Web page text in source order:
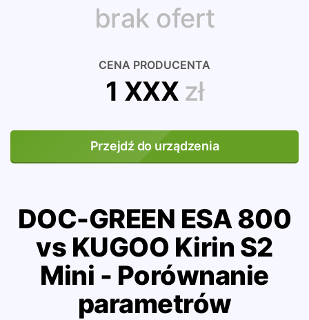
brak ofert
CENA PRODUCENTA
1 XXX zł
Przejdź do urządzenia
DOC-GREEN ESA 800
vs KUGOO Kirin S2
Mini - Porównanie
parametrów